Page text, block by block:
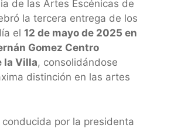
de las Artes Escénicas de
la tercera entrega de los
el 12 de mayo de 2025 en
Gomez Centro
la Villa, consolidándose
distinción en las artes
por la presidenta